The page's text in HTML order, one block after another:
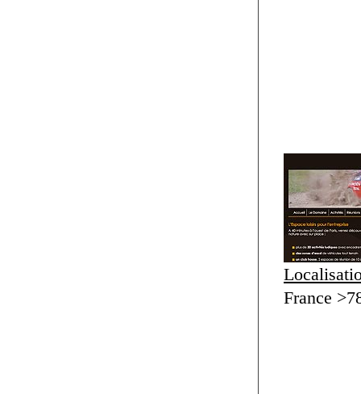
France